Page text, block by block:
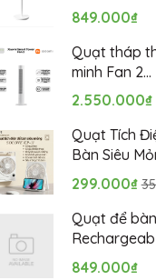
849.000₫
Quạt tháp
minh Fan 2
BPTS02DMU
quốc tế
2.550.000₫
Quạt Tích
Bàn Siêu
SOLOVE KP-
Cấp Độ Gió,
Hình LCD,
Giá Đỡ Điện
299.000₫
Quạt để bàn
Fan
849.000₫